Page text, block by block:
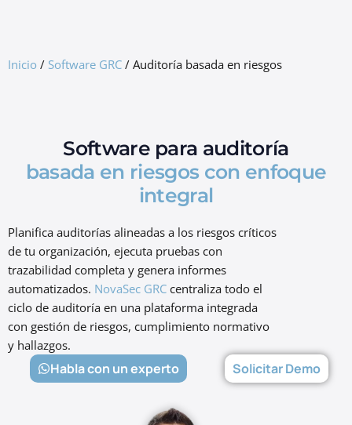
Inicio / Software GRC / Auditoría basada en riesgos
Software para auditoría
basada en riesgos con enfoque
integral
Planifica auditorías alineadas a los riesgos críticos
de tu organización, ejecuta pruebas con
trazabilidad completa y genera informes
automatizados. NovaSec GRC centraliza todo el
ciclo de auditoría en una plataforma integrada
con gestión de riesgos, cumplimiento normativo
y hallazgos.
Habla con un experto Solicitar Demo